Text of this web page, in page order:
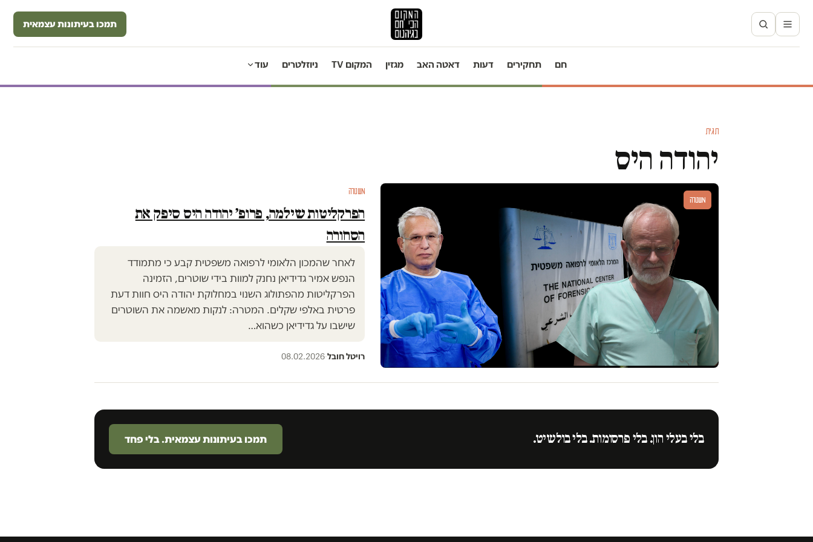
תמכו בעיתונות עצמאית
חם תחקירים דעות דאטה האב מגזין המקום TV ניוזלטרים עוד
תגית
יהודה היס
משטרה
משטרה
הפרקליטות שילמה, פרופ׳ יהודה היס סיפק את
הסחורה
לאחר שהמכון הלאומי לרפואה משפטית קבע כי מתמודד
הנפש אמיר גדידיאן נחנק למוות בידי שוטרים, הזמינה
הפרקליטות מהפתולוג השנוי במחלוקת יהודה היס חוות דעת
פרטית באלפי שקלים. המטרה: לנקות מאשמה את השוטרים
שישבו על גדידיאן כשהוא…
רויטל חובל·
08.02.2026
בלי בעלי הון. בלי פרסומות. בלי בולשיט. תמכו בעיתונות עצמאית. בלי פחד